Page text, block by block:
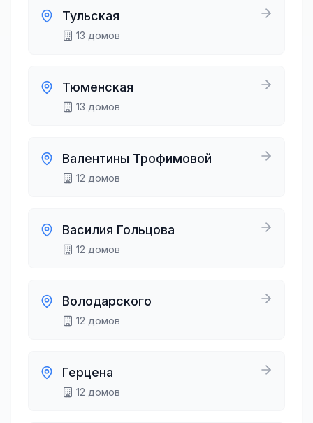
Тульская
13 домов
Тюменская
13 домов
Валентины Трофимовой
12 домов
Василия Гольцова
12 домов
Володарского
12 домов
Герцена
12 домов